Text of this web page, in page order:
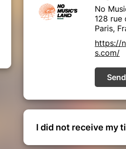
No
128 rue
Paris,
https://
s.com/
I did not receive my